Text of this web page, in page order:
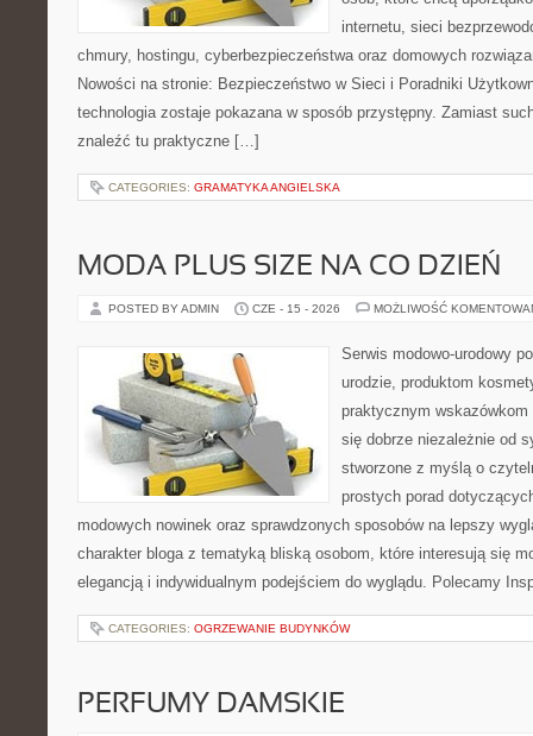
internetu, sieci
chmury, hostingu, cyberbezpieczeństwa oraz domowych
Nowości na stronie: Bezpieczeństwo w Sieci i Poradniki
technologia zostaje pokazana w sposób przystępny. Zamiast
znaleźć tu praktyczne […]
CATEGORIES: GRAMATYKA ANGIELSKA
MODA PLUS SIZE NA CO DZIEŃ
POSTED BY ADMIN CZE - 15 - 2026 MOŻLIWOŚĆ
Serwis modowo-urodowy
urodzie, produktom
praktycznym
się dobrze niezależnie od
stworzone z myślą o
prostych porad
modowych nowinek oraz sprawdzonych sposobów na lepszy
charakter bloga z tematyką bliską osobom, które interesują się
elegancją i indywidualnym podejściem do wyglądu. Polecamy
CATEGORIES: OGRZEWANIE BUDYNKÓW
PERFUMY DAMSKIE